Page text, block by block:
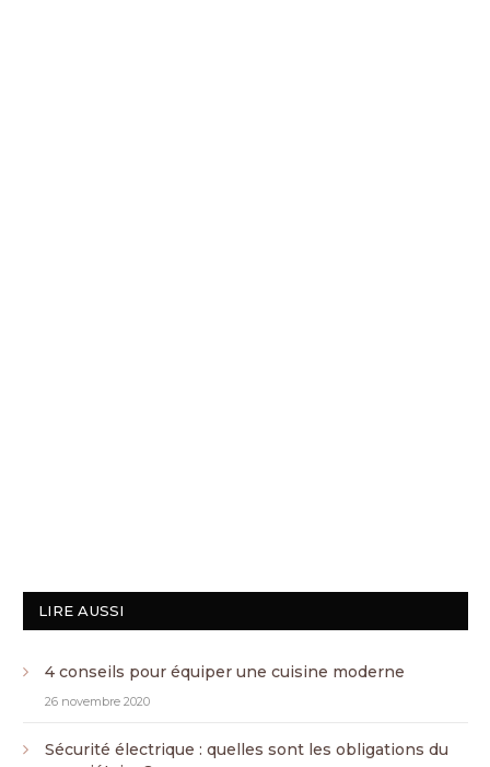
LIRE AUSSI
4 conseils pour équiper une cuisine moderne
26 novembre 2020
Sécurité électrique : quelles sont les obligations du